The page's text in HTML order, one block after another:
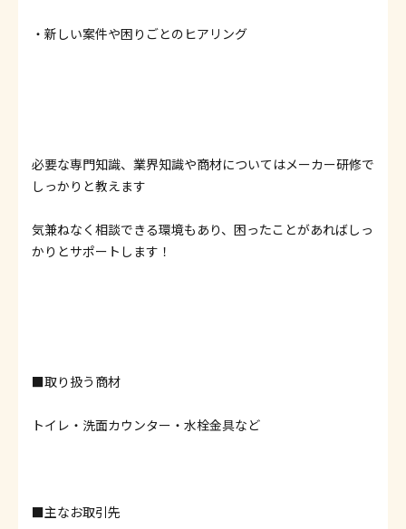
・新しい案件や困りごとのヒアリング
必要な専門知識、業界知識や商材についてはメーカー研修で
しっかりと教えます
気兼ねなく相談できる環境もあり、困ったことがあればしっ
かりとサポートします！
■取り扱う商材
トイレ・洗面カウンター・水栓金具など
■主なお取引先